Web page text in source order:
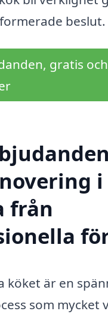
beslut.
gratis
i
från
köket är en
som mycket